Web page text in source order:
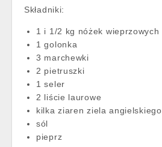
Składniki:
1 i 1/2 kg nóżek wieprzowych
1 golonka
3 marchewki
2 pietruszki
1 seler
2 liście laurowe
kilka ziaren ziela angielskiego
sól
pieprz